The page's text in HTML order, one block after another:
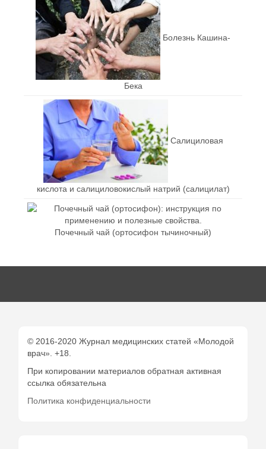
Болезнь Кашина-
Бека
Салициловая
кислота и салициловокислый натрий (салицилат)
Почечный чай (ортосифон тычиночный)
© 2016-2020 Журнал медицинских статей «Молодой
врач». +18.
При копировании материалов обратная активная
ссылка обязательна
Политика конфиденциальности